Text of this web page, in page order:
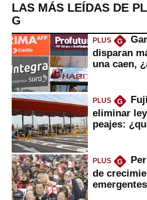
LAS MÁS LEÍDAS DE
G
PLUS G
disparan
una caen,
PLUS G
eliminar
peajes:
PLUS G
de